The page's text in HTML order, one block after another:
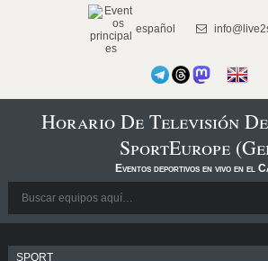
español
Horario De Televisión
SportEurope
Eventos deportivos en vivo en el